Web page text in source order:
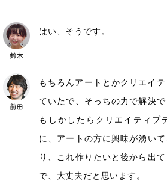
はい、そうです。
もちろんアートとかクリエイ
ていたで、そっちの力で解決で
もしかしたらクリエイティブ
に、アートの方に興味が湧い
り、これ作りたいと後から出
で、大丈夫だと思います。